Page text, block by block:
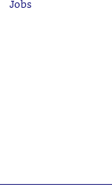
Jobs